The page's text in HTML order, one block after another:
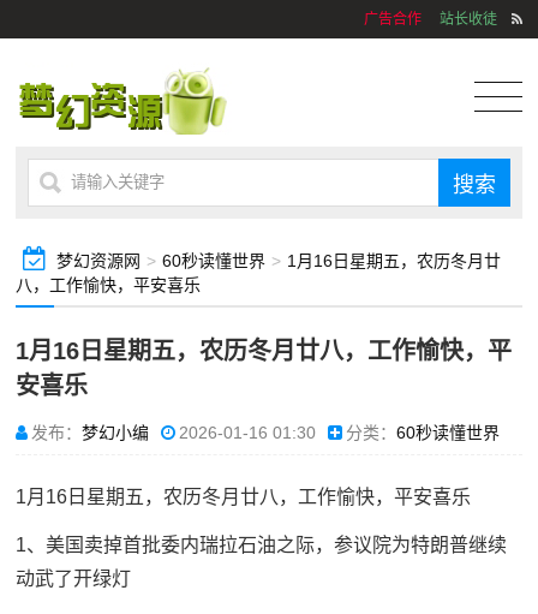
广告合作 站长收徒
梦幻资源网 > 60秒读懂世界 > 1月16日星期五，农历冬月廿
八，工作愉快，平安喜乐
1月16日星期五，农历冬月廿八，工作愉快，平
安喜乐
发布：梦幻小编 2026-01-16 01:30 分类：60秒读懂世界
1月16日星期五，农历冬月廿八，工作愉快，平安喜乐
1、美国卖掉首批委内瑞拉石油之际，参议院为特朗普继续
动武了开绿灯